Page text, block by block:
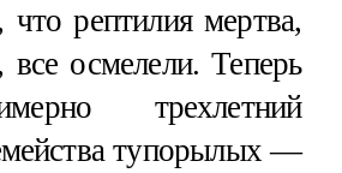
что рептилия мертва,
все осмелели. Теперь
трехлетний
тупорылых —